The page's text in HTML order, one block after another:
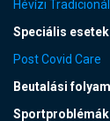
Hévízi
Speciális esetek
Post Covid Care
Beutalási